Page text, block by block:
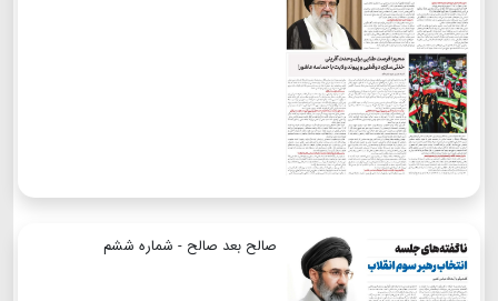
صالح بعد صالح - شماره ششم